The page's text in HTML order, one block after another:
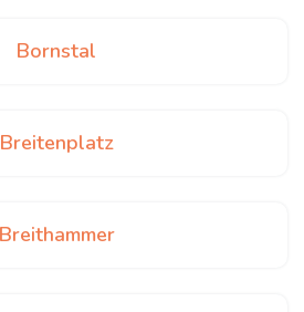
Bornstal
Breitenplatz
Breithammer